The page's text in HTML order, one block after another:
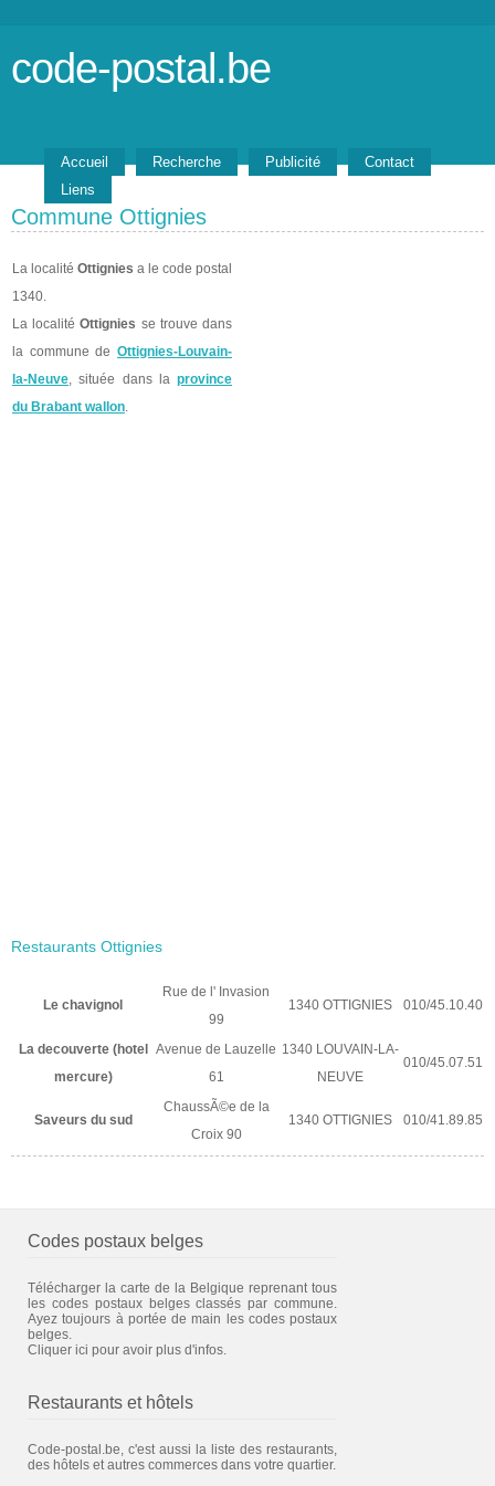
code-postal.be
Accueil Recherche Publicité
Contact
Liens
Commune Ottignies
La localité Ottignies a le code postal
1340.
La localitéOttignies se trouve dans
la commune de Ottignies-Louvain-
la-Neuve, située dans la province
du Brabant wallon.
Restaurants Ottignies
Le chavignol
Rue de l' Invasion
99
1340 OTTIGNIES 010/45.10.40
La decouverte (hotel
mercure)
Avenue de Lauzelle
61
1340 LOUVAIN-LA-
NEUVE
010/45.07.51
Saveurs du sud
ChaussÃ©e de la
Croix 90
1340 OTTIGNIES 010/41.89.85
Codes postaux belges
Télécharger la carte de la Belgique reprenant tous
les codes postaux belges classés par commune.
Ayez toujours à portée de main les codes postaux
belges.
Cliquer ici pour avoir plus d'infos.
Restaurants et hôtels
Code-postal.be, c'est aussi la liste des restaurants,
des hôtels et autres commerces dans votre quartier.